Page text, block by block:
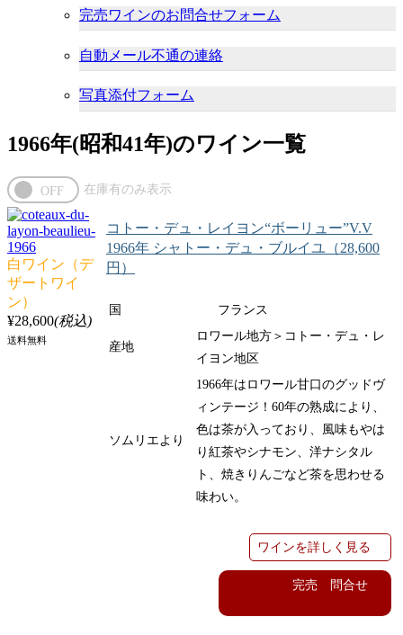
完売ワインのお問合せフォーム
自動メール不通の連絡
写真添付フォーム
1966年(昭和41年)のワイン一覧
白ワイン（デ
ザートワイ
ン）
¥28,600(税込)
送料無料
コトー・デュ・レイヨン“ボーリュー”V.V
1966年 シャトー・デュ・ブルイユ（28,600
円）
国 フランス
産地
ロワール地方＞コトー・デュ・レ
イヨン地区
ソムリエより
1966年はロワール甘口のグッドヴ
ィンテージ！ 60年の熟成により、
色は茶が入っており、風味もやは
り紅茶やシナモン、洋ナシタル
ト、焼きりんごなど茶を思わせる
味わい。
ワインを詳しく見る
完売 問合せ